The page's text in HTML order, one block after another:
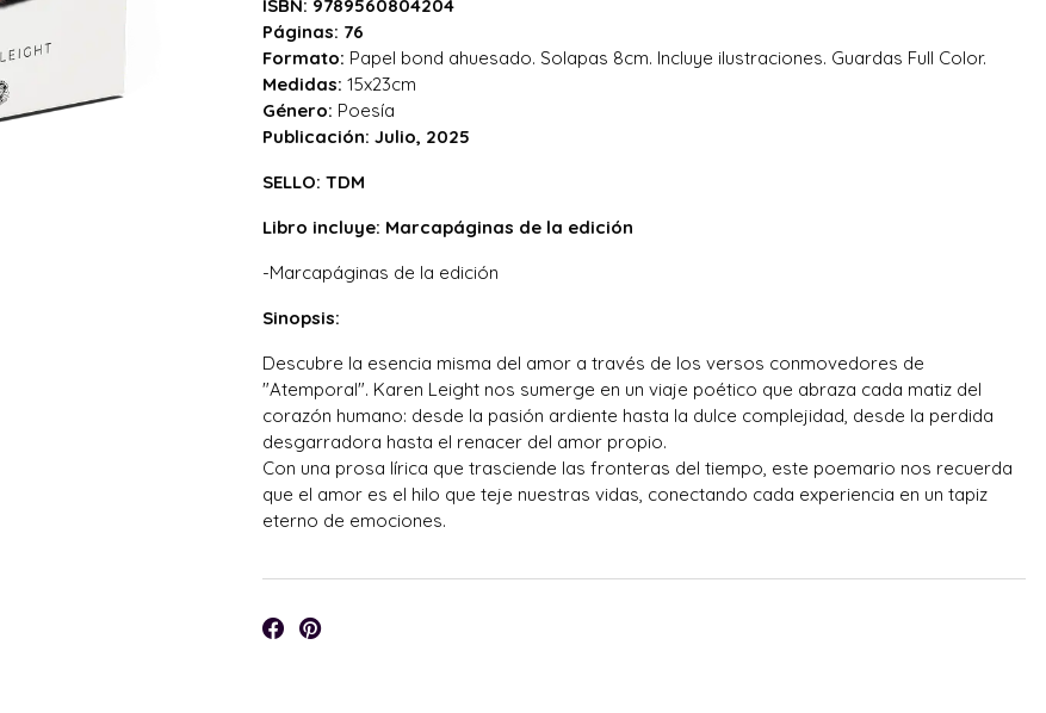
ISBN: 9789560804204
Páginas: 76
Formato: Papel bond ahuesado. Solapas 8cm. Incluye ilustraciones. Guardas Full Color.
Medidas: 15x23cm
Género: Poesía
Publicación: Julio, 2025
SELLO: TDM
Libro incluye: Marcapáginas de la edición
-Marcapáginas de la edición
Sinopsis:
Descubre la esencia misma del amor a través de los versos conmovedores de
"Atemporal". Karen Leight nos sumerge en un viaje poético que abraza cada matiz del
corazón humano: desde la pasión ardiente hasta la dulce complejidad, desde la perdida
desgarradora hasta el renacer del amor propio.
Con una prosa lírica que trasciende las fronteras del tiempo, este poemario nos recuerda
que el amor es el hilo que teje nuestras vidas, conectando cada experiencia en un tapiz
eterno de emociones.